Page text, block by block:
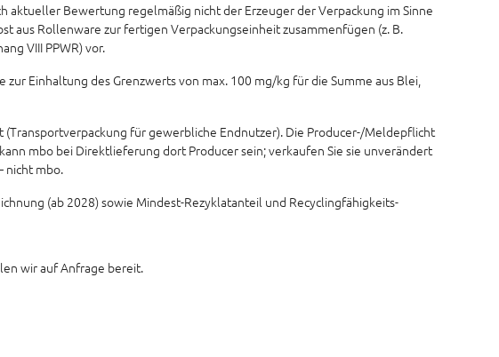
aktueller Bewertung regelmäßig nicht der Erzeuger der Verpackung im Sinne
aus Rollenware zur fertigen Verpackungseinheit zusammenfügen (z. B.
VIII PPWR) vor.
Einhaltung des Grenzwerts von max. 100 mg/kg für die Summe aus Blei,
für gewerbliche Endnutzer). Die Producer-/Meldepflicht
mbo bei Direktlieferung dort Producer sein; verkaufen Sie sie unverändert
nicht mbo.
(ab 2028) sowie Mindest-Rezyklatanteil und Recyclingfähigkeits-
wir auf Anfrage bereit.